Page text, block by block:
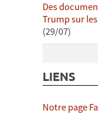
Des
Trump sur
(29/07)
LIENS
Notre page